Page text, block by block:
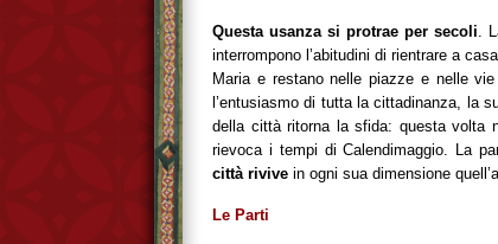
Questa usanza si protrae per secoli.
interrompono l’abitudini di rientrare a
Maria e restano nelle piazze e nelle
l’entusiasmo di tutta la cittadinanza, la
della città ritorna la sfida: questa volta
rievoca i tempi di Calendimaggio. La
città rivive in ogni sua dimensione
Le Parti